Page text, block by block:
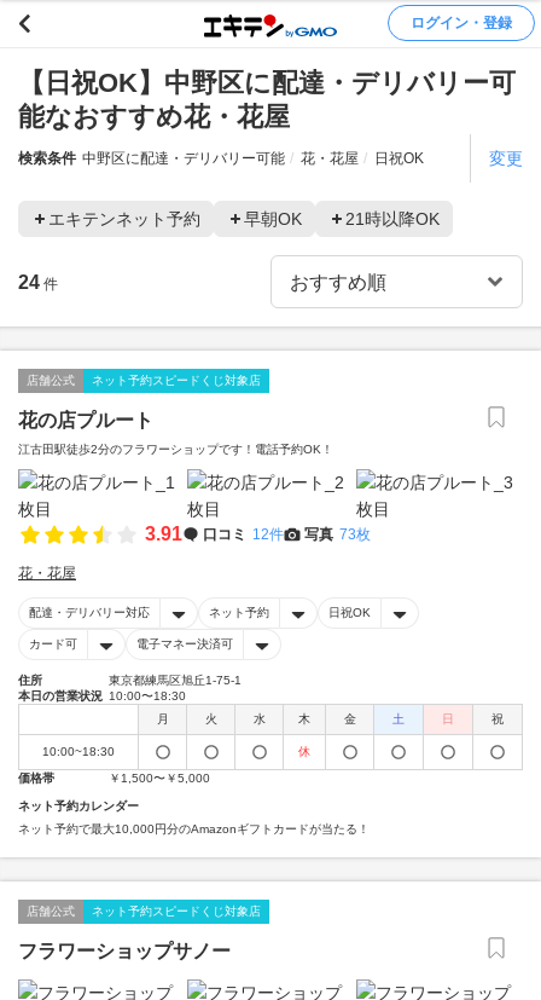
ログイン・登録
【日祝OK】中野区に配達・デリバリー可
能なおすすめ花・花屋
検索条件 中野区に配達・デリバリー可能 花・花屋 日祝OK 変更
エキテンネット予約 早朝OK 21時以降OK
24 件
店舗公式 ネット予約スピードくじ対象店
花の店プルート
江古田駅徒歩2分のフラワーショップです！電話予約OK！
3.91 口コミ 12件 写真 73枚
花・花屋
配達・デリバリー対応 ネット予約 日祝OK
カード可 電子マネー決済可
住所
東京都練馬区旭丘1-75-1
本日の営業状況 10:00〜18:30
月
火 水 木 金 土 日 祝
10:00~18:30
休
価格帯
￥1,500〜￥5,000
ネット予約カレンダー
ネット予約で最大10,000円分のAmazonギフトカードが当たる！
店舗公式 ネット予約スピードくじ対象店
フラワーショップサノー